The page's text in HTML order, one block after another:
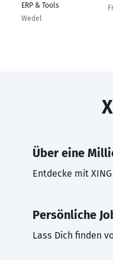
ERP & Tools
Wedel
Über eine
Entdecke mit
Persönliche
Lass Dich finden